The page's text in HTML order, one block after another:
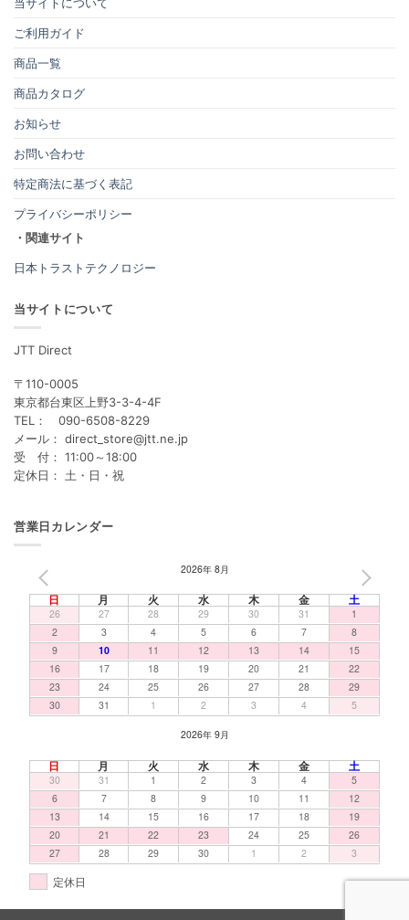
当サイトについて
ご利用ガイド
商品一覧
商品カタログ
お知らせ
お問い合わせ
特定商法に基づく表記
プライバシーポリシー
・関連サイト
日本トラストテクノロジー
当サイトについて
JTT Direct
〒110-0005
東京都台東区上野3-3-4-4F
TEL： 090-6508-8229
メール： direct_store@jtt.ne.jp
受 付： 11:00～18:00
定休日： 土・日・祝
営業日カレンダー
2026年 8月
日 月 火 水 木 金 土
26 27 28 29 30 31
1
2
3 4 5 6 7
8
9
10 11 12 13 14
15
16
17 18 19 20 21
22
23
24 25 26 27 28
29
30
31 1 2 3 4 5
2026年 9月
日 月 火 水 木 金 土
30 31 1 2 3 4
5
6
7 8 9 10 11
12
13
14 15 16 17 18
19
20
21 22 23 24 25
26
27
28 29 30 1 2 3
定休日